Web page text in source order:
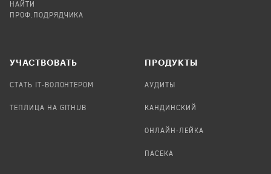
НАЙТИ
ПРОФ.ПОДРЯДЧИКА
УЧАСТВОВАТЬ
СТАТЬ IT-ВОЛОНТЕРОМ
ТЕПЛИЦА НА GITHUB
ПРОДУКТЫ
АУДИТЫ
КАНДИНСКИЙ
ОНЛАЙН-ЛЕЙКА
ПАСЕКА